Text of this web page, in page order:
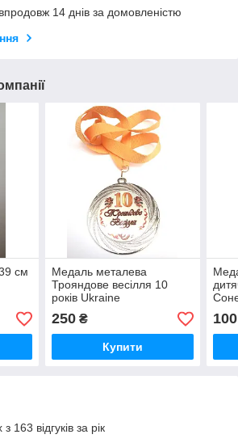
14 днів за домовленістю
см
Медаль металева
Трояндове весілля 10
років Ukraine
250₴
Купити
100
163 відгуків за рік